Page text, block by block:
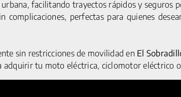
facilitando trayectos rápidos y seguros
complicaciones, perfectas para quienes
sin restricciones de movilidad en El
adquirir tu moto eléctrica, ciclomotor eléctrico
POLÍTICA DE COOKIES
POLÍTICA DE PRIVACIDAD
CONTACTO
SALA DE